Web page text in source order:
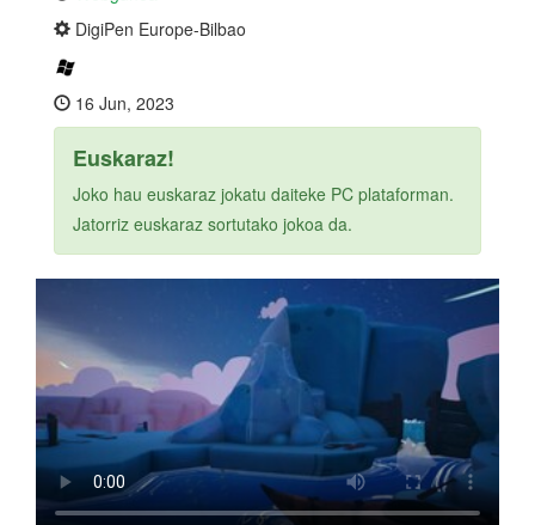
DigiPen Europe-Bilbao
16 Jun, 2023
Euskaraz!
Joko hau euskaraz jokatu daiteke PC plataforman.
Jatorriz euskaraz sortutako jokoa da.